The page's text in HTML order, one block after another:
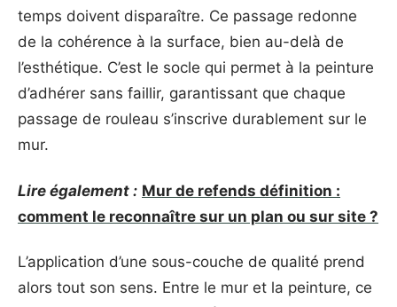
temps doivent disparaître. Ce passage redonne
de la cohérence à la surface, bien au-delà de
l’esthétique. C’est le socle qui permet à la peinture
d’adhérer sans faillir, garantissant que chaque
passage de rouleau s’inscrive durablement sur le
mur.
Lire également : Mur de refends définition :
comment le reconnaître sur un plan ou sur site ?
L’application d’une sous-couche de qualité prend
alors tout son sens. Entre le mur et la peinture, ce